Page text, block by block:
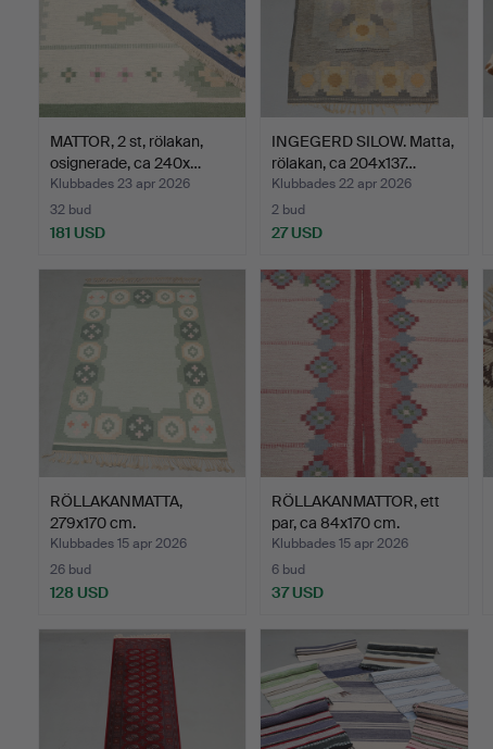
MATTOR, 2 st, rölakan,
osignerade, ca 240x…
Klubbades 23 apr 2026
32 bud
181 USD
INGEGERD SILOW. Matta,
rölakan, ca 204x137…
Klubbades 22 apr 2026
2 bud
27 USD
RÖLLAKANMATTA,
279x170 cm.
Klubbades 15 apr 2026
26 bud
128 USD
RÖLLAKANMATTOR, ett
par, ca 84x170 cm.
Klubbades 15 apr 2026
6 bud
37 USD